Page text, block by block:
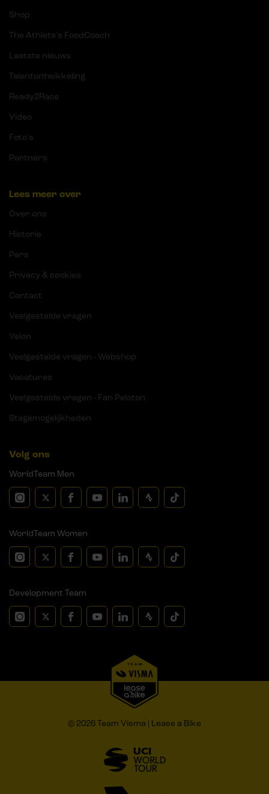
Shop
The Athlete's FoodCoach
Laatste nieuws
Talentontwikkeling
Ready2Race
Video
Foto's
Partners
Lees meer over
Over ons
Historie
Pers
Privacy & cookies
Contact
Veelgestelde vragen
Velon
Veelgestelde vragen - Webshop
Vacatures
Veelgestelde vragen - Fan Peloton
Stagemogelijkheden
Volg ons
WorldTeam Men
WorldTeam Women
Development Team
© 2026 Team Visma | Lease a Bike